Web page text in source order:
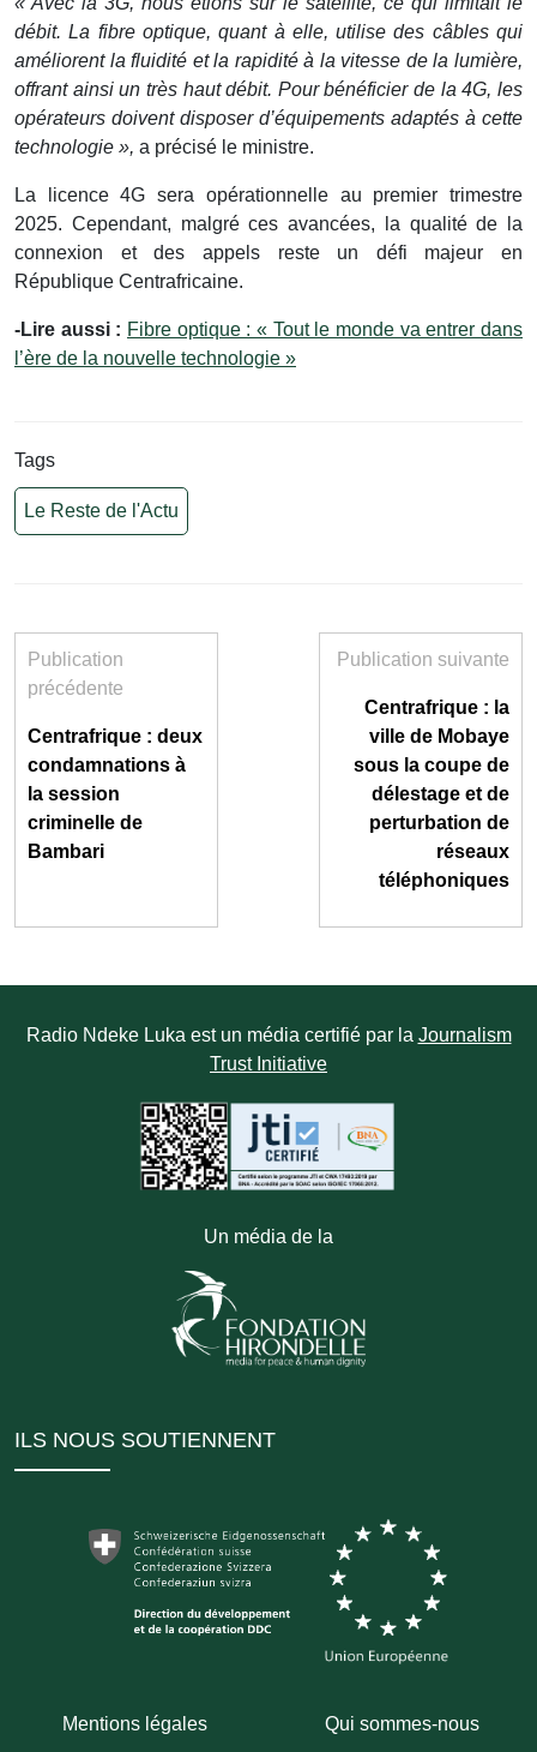
débit. La fibre optique, quant à elle, utilise des câbles qui
améliorent la fluidité et la rapidité à la vitesse de la lumière,
offrant ainsi un très haut débit. Pour bénéficier de la 4G, les
opérateurs doivent disposer d’équipements adaptés à cette
technologie », a précisé le ministre.
La licence 4G sera opérationnelle au premier trimestre
2025. Cependant, malgré ces avancées, la qualité de la
connexion et des appels reste un défi majeur en
République Centrafricaine.
-Lire aussi : Fibre optique : « Tout le monde va entrer dans
l’ère de la nouvelle technologie »
Tags
Le Reste de l'Actu
Publication
précédente
Centrafrique : deux
condamnations à
la session
criminelle de
Bambari
Publication suivante
Centrafrique : la
ville de Mobaye
sous la coupe de
délestage et de
perturbation de
réseaux
téléphoniques
Radio Ndeke Luka est un média certifié par la Journalism
Trust Initiative
Un média de la
ILS NOUS SOUTIENNENT
Mentions légales Qui sommes-nous